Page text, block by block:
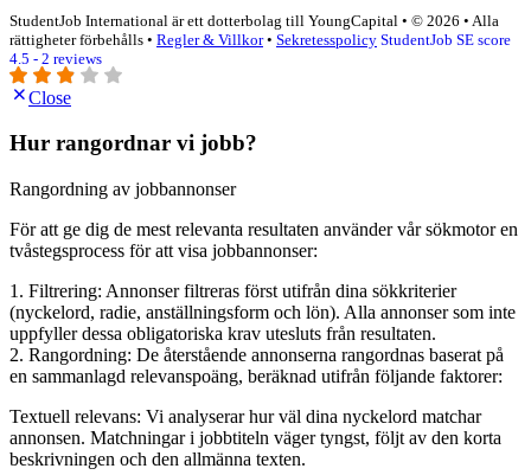
StudentJob International är ett dotterbolag till YoungCapital • © 2026 • Alla
rättigheter förbehålls • Regler & Villkor• Sekretesspolicy StudentJob SE score
4.5 - 2 reviews
Close
Hur rangordnar vi jobb?
Rangordning av jobbannonser
För att ge dig de mest relevanta resultaten använder vår sökmotor en
tvåstegsprocess för att visa jobbannonser:
1. Filtrering: Annonser filtreras först utifrån dina sökkriterier
(nyckelord, radie, anställningsform och lön). Alla annonser som inte
uppfyller dessa obligatoriska krav utesluts från resultaten.
2. Rangordning: De återstående annonserna rangordnas baserat på
en sammanlagd relevanspoäng, beräknad utifrån följande faktorer:
Textuell relevans: Vi analyserar hur väl dina nyckelord matchar
annonsen. Matchningar i jobbtiteln väger tyngst, följt av den korta
beskrivningen och den allmänna texten.